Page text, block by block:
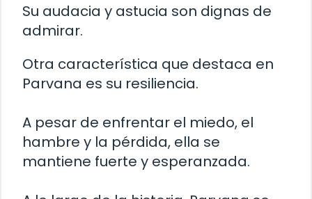
Su audacia y astucia son dignas de
admirar.
Otra característica que destaca en
Parvana es su resiliencia.
A pesar de enfrentar el miedo, el
hambre y la pérdida, ella se
mantiene fuerte y esperanzada.